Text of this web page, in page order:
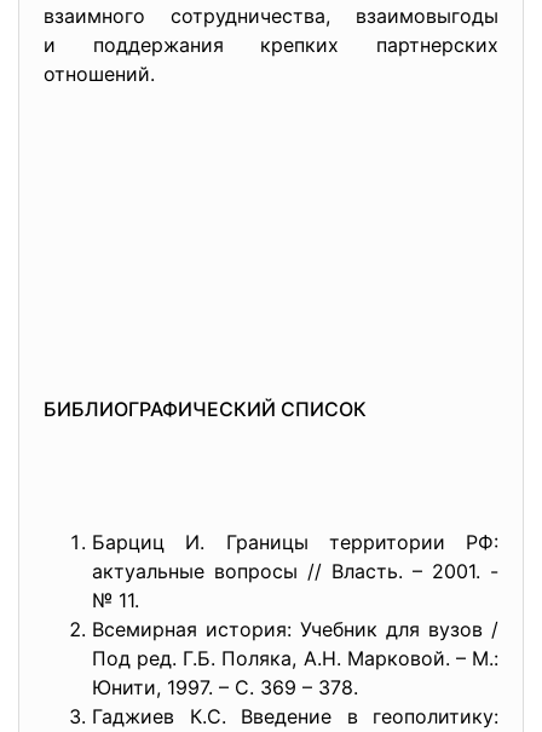
взаимного сотрудничества, взаимовыгоды
и поддержания крепких партнерских
отношений.
БИБЛИОГРАФИЧЕСКИЙ СПИСОК
Барциц И. Границы территории РФ:
актуальные вопросы // Власть. – 2001. -
№ 11.
Всемирная история: Учебник для вузов /
Под ред. Г.Б. Поляка, А.Н. Марковой. – М.:
Юнити, 1997. – С. 369 – 378.
Гаджиев К.С. Введение в геополитику: